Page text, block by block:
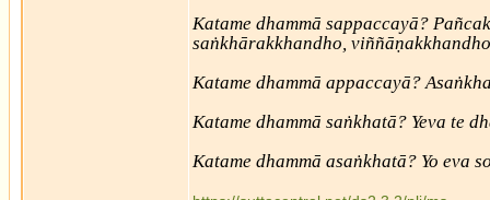
Katame dhammā sappaccayā?
saṅkhārakkhandho,
Katame dhammā appaccayā?
Katame dhammā saṅkhatā? Yeva te
Katame dhammā asaṅkhatā? Yo eva